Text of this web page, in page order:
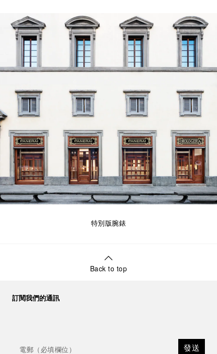
特別版腕錶
Back to top
訂閱我們的通訊
發送